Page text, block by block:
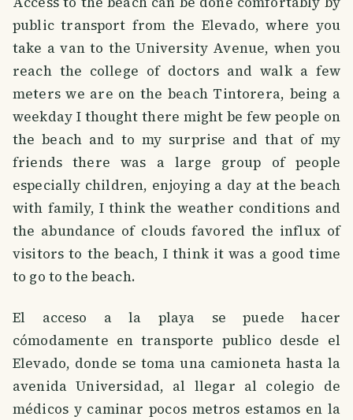
public transport from the Elevado, where you
take a van to the University Avenue, when you
reach the college of doctors and walk a few
meters we are on the beach Tintorera, being a
weekday I thought there might be few people on
the beach and to my surprise and that of my
friends there was a large group of people
especially children, enjoying a day at the beach
with family, I think the weather conditions and
the abundance of clouds favored the influx of
visitors to the beach, I think it was a good time
to go to the beach.
El acceso a la playa se puede hacer
cómodamente en transporte publico desde el
Elevado, donde se toma una camioneta hasta la
avenida Universidad, al llegar al colegio de
médicos y caminar pocos metros estamos en la